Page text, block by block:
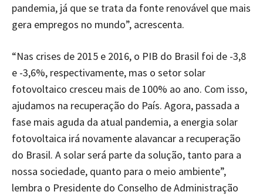
pandemia, já que se trata da fonte renovável que mais
gera empregos no mundo”, acrescenta.
“Nas crises de 2015 e 2016, o PIB do Brasil foi de -3,8
e -3,6%, respectivamente, mas o setor solar
fotovoltaico cresceu mais de 100% ao ano. Com isso,
ajudamos na recuperação do País. Agora, passada a
fase mais aguda da atual pandemia, a energia solar
fotovoltaica irá novamente alavancar a recuperação
do Brasil. A solar será parte da solução, tanto para a
nossa sociedade, quanto para o meio ambiente”,
lembra o Presidente do Conselho de Administração